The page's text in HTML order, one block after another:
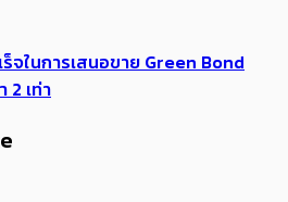
จในการเสนอขาย Green Bond
2 เท่า